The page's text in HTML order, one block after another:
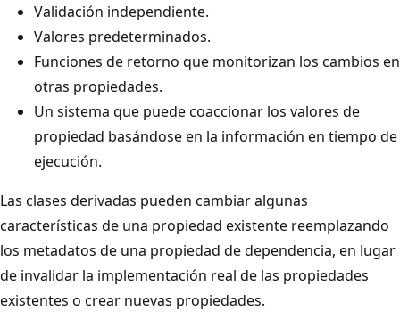
Validación independiente.
Valores predeterminados.
Funciones de retorno que monitorizan los cambios en
otras propiedades.
Un sistema que puede coaccionar los valores de
propiedad basándose en la información en tiempo de
ejecución.
Las clases derivadas pueden cambiar algunas
características de una propiedad existente reemplazando
los metadatos de una propiedad de dependencia, en lugar
de invalidar la implementación real de las propiedades
existentes o crear nuevas propiedades.